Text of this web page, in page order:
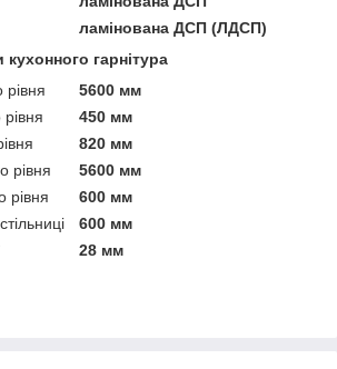
ламінована ДСП (ЛДСП)
кухонного гарнітура
5600 мм
450 мм
820 мм
рівня
5600 мм
рівня
600 мм
600 мм
28 мм